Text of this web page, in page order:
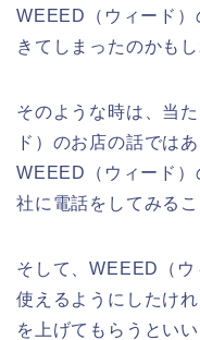
WEEED（ウィード
きてしまったのかも
そのような時は、当
ド）のお店の話では
WEEED（ウィード
社に電話をしてみる
そして、WEEED（
使えるようにしたけ
を上げてもらうといい